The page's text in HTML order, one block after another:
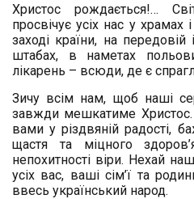
Христос рождається!…
просвічує усіх нас у храмах
заході країни, на
штабах, в наметах
лікарень – всюди, де є
Зичу всім нам, щоб наші
завжди мешкатиме
вами у різдвяній радості,
щастя та міцного
непохитності віри. Нехай
усіх вас, ваші сім’ї та
ввесь український народ.